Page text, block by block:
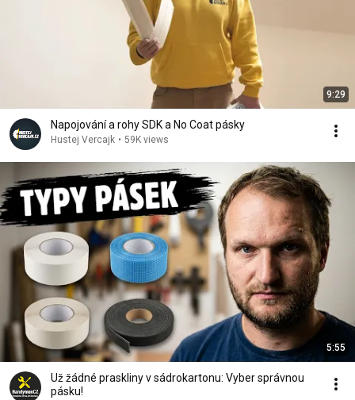
9:29
Napojování a rohy SDK a No Coat pásky
Hustej Vercajk • 59K views
5:55
Už žádné praskliny v sádrokartonu: Vyber správnou
pásku!